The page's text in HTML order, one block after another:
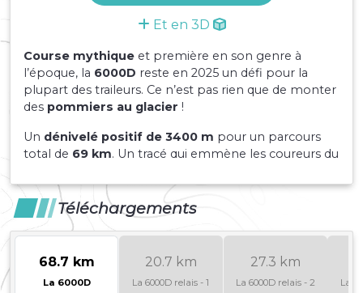
Et en 3D
Course mythique et première en son genre à
l’époque, la 6000D reste en 2025 un défi pour la
plupart des traileurs. Ce n’est pas rien que de monter
des pommiers au glacier !
Un dénivelé positif de 3400 m pour un parcours
total de 69 km. Un tracé qui emmène les coureurs du
3050 m d’altitude, avec un passage dans les stations
d’altitude de la Grande Plagne pour redescendre
ensuiteà travers la forêt
pour finir le long de l’Isère. Unparcours baliséde
haute volée, à 95% sur chemins et sentiers savoyards
Téléchargements
68.7 km
La 6000D
20.7 km
La 6000D relais - 1
27.3 km
La 6000D relais - 2 La